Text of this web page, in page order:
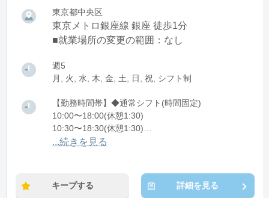
東京都中央区
東京メトロ銀座線 銀座 徒歩1分
■就業場所の変更の範囲：なし
週5
月, 火, 水, 木, 金, 土, 日, 祝, シフト制
【勤務時間帯】◆通常シフト(時間固定)
10:00〜18:00(休憩1:30)
10:30〜18:30(休憩1:30)
12:30〜20:30(休憩1:30)
...続きを見る
キープする 詳細を見る